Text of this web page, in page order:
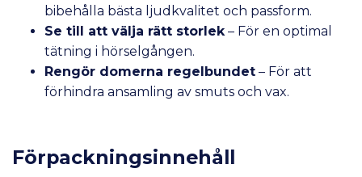
bibehålla bästa ljudkvalitet och passform.
Se till att välja rätt storlek– För en optimal
tätning i hörselgången.
Rengör domerna regelbundet – För att
förhindra ansamling av smuts och vax.
Förpackningsinnehåll